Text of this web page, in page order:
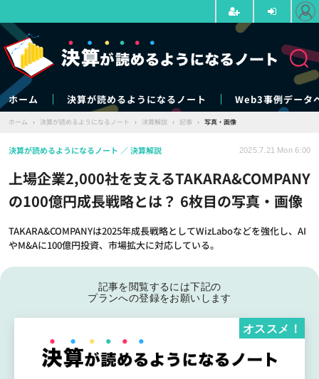
ホーム 決算が読めるようになるノート Web3事例データ
ホーム › 決算が読めるようになるノート › 決算解説 › 記事 › 写真・画像
上場企業2,000社を支えるTAKARA&COMPANY
の100億円成長戦略とは？ 6枚目の写真・画像
TAKARA&COMPANYは2025年成長戦略としてWizLaboなどを強化し、AI
やM&Aに100億円投資、市場拡大に対応している。
決算が読めるようになるノート 決算解説 2025.7.21 Mon 6:00
記事を閲覧するには下記の
プランへの登録をお願いします
オススメ！